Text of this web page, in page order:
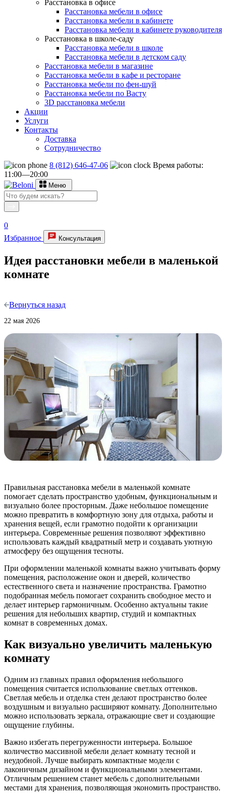
Расстановка в офисе
Расстановка мебели в офисе
Расстановка мебели в кабинете
Расстановка мебели в кабинете руководителя
Расстановка в школе-саду
Расстановка мебели в школе
Расстановка мебели в детском саду
Расстановка мебели в магазине
Расстановка мебели в кафе и ресторане
Расстановка мебели по фен-шуй
Расстановка мебели по Васту
3D расстановка мебели
Акции
Услуги
Контакты
Доставка
Сотрудничество
8 (812) 646-47-06
Время работы:
11:00—20:00
Меню
0
Избранное
Консультация
Идея расстановки мебели в маленькой
комнате
Вернуться назад
22 мая 2026
Правильная расстановка мебели в маленькой комнате
помогает сделать пространство удобным, функциональным и
визуально более просторным. Даже небольшое помещение
можно превратить в комфортную зону для отдыха, работы и
хранения вещей, если грамотно подойти к организации
интерьера. Современные решения позволяют эффективно
использовать каждый квадратный метр и создавать уютную
атмосферу без ощущения тесноты.
При оформлении маленькой комнаты важно учитывать форму
помещения, расположение окон и дверей, количество
естественного света и назначение пространства. Грамотно
подобранная мебель помогает сохранить свободное место и
делает интерьер гармоничным. Особенно актуальны такие
решения для небольших квартир, студий и компактных
комнат в современных домах.
Как визуально увеличить маленькую
комнату
Одним из главных правил оформления небольшого
помещения считается использование светлых оттенков.
Светлая мебель и отделка стен делают пространство более
воздушным и визуально расширяют комнату. Дополнительно
можно использовать зеркала, отражающие свет и создающие
ощущение глубины.
Важно избегать перегруженности интерьера. Большое
количество массивной мебели делает комнату тесной и
неудобной. Лучше выбирать компактные модели с
лаконичным дизайном и функциональными элементами.
Отличным решением станет мебель с дополнительными
местами для хранения, позволяющая экономить пространство.